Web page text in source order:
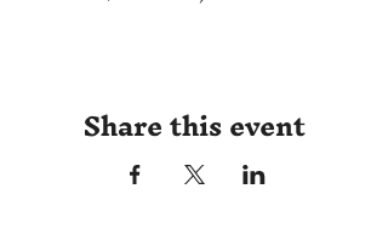
Share this event